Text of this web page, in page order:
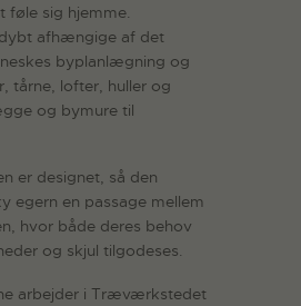
føle sig hjemme.
afhængige af det
byplanlægning og
tårne, lofter, huller og
og bymure til
er designet, så den
egern en passage mellem
hvor både deres behov
og skjul tilgodeses.
arbejder i Træværkstedet